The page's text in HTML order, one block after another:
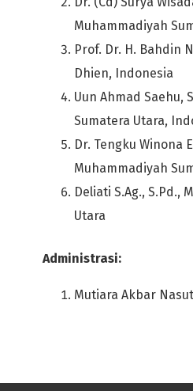
Muhammadiyah
Prof. Dr. H. Bahdin
Dhien, Indonesia
Uun Ahmad Saehu,
Sumatera Utara,
Dr. Tengku Winona
Muhammadiyah
Deliati S.Ag., S.Pd.,
Utara
Administrasi:
Mutiara Akbar